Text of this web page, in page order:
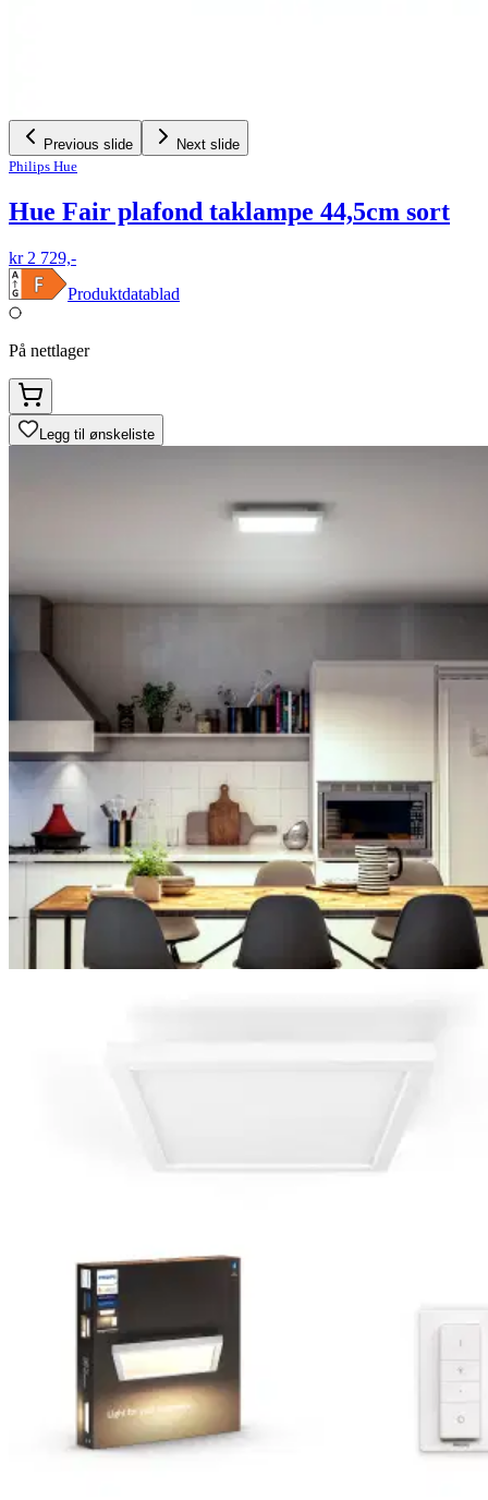
Previous slide
Next slide
Philips Hue
Hue Fair plafond taklampe 44,5cm sort
kr 2 729,-
Produktdatablad
På nettlager
Legg til ønskeliste